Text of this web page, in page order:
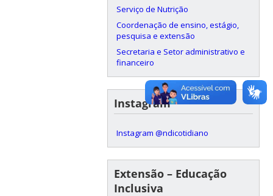
Serviço de Nutrição
Coordenação de ensino, estágio,
pesquisa e extensão
Secretaria e Setor administrativo e
financeiro
Instagram
Instagram @ndicotidiano
Extensão – Educação
Inclusiva